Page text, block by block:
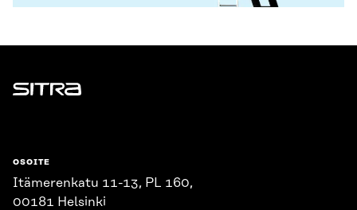
Sitra
OSOITE
Itämerenkatu 11-13, PL 160,
00181 Helsinki